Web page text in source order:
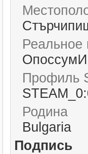
Реальное
ОпоссумИ
Профиль
Родина
Bulgaria
Подпись